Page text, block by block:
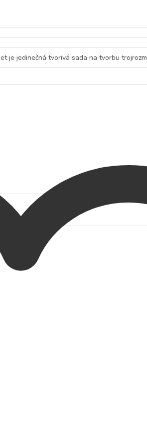
je jedinečná tvorivá sada na tvorbu